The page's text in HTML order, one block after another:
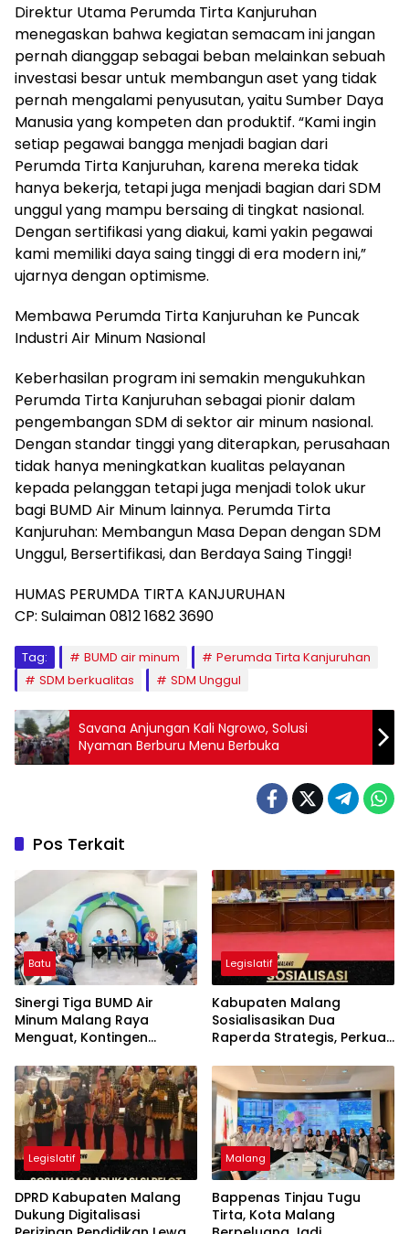
Direktur Utama Perumda Tirta Kanjuruhan
menegaskan bahwa kegiatan semacam ini jangan
pernah dianggap sebagai beban melainkan sebuah
investasi besar untuk membangun aset yang tidak
pernah mengalami penyusutan, yaitu Sumber Daya
Manusia yang kompeten dan produktif. “Kami ingin
setiap pegawai bangga menjadi bagian dari
Perumda Tirta Kanjuruhan, karena mereka tidak
hanya bekerja, tetapi juga menjadi bagian dari SDM
unggul yang mampu bersaing di tingkat nasional.
Dengan sertifikasi yang diakui, kami yakin pegawai
kami memiliki daya saing tinggi di era modern ini,”
ujarnya dengan optimisme.
Membawa Perumda Tirta Kanjuruhan ke Puncak
Industri Air Minum Nasional
Keberhasilan program ini semakin mengukuhkan
Perumda Tirta Kanjuruhan sebagai pionir dalam
pengembangan SDM di sektor air minum nasional.
Dengan standar tinggi yang diterapkan, perusahaan
tidak hanya meningkatkan kualitas pelayanan
kepada pelanggan tetapi juga menjadi tolok ukur
bagi BUMD Air Minum lainnya. Perumda Tirta
Kanjuruhan: Membangun Masa Depan dengan SDM
Unggul, Bersertifikasi, dan Berdaya Saing Tinggi!
HUMAS PERUMDA TIRTA KANJURUHAN
CP: Sulaiman 0812 1682 3690
Tag: BUMD air minum
Perumda Tirta Kanjuruhan
SDM berkualitas
SDM Unggul
Savana Anjungan Kali Ngrowo, Solusi
Nyaman Berburu Menu Berbuka
Pos Terkait
Batu
Sinergi Tiga BUMD Air
Minum Malang Raya
Menguat, Kontingen
Seleksi PORPAMNAS 2026
Legislatif
Kabupaten Malang
Sosialisasikan Dua
Raperda Strategis, Perkuat
Perangkat Daerah
Legislatif
DPRD Kabupaten Malang
Dukung Digitalisasi
Malang
Bappenas Tinjau Tugu
Tirta, Kota Malang